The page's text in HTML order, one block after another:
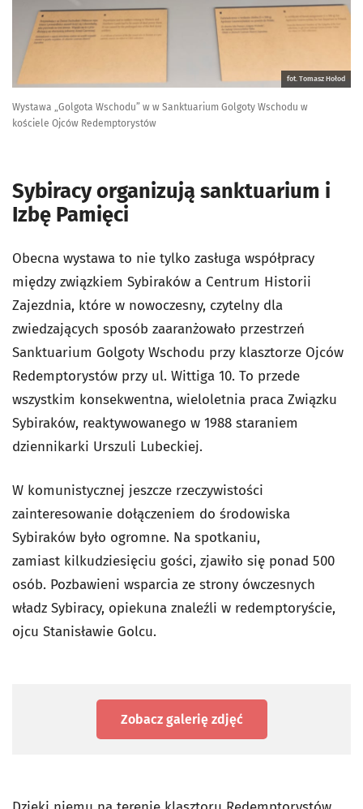
fot. Tomasz Hołod
Wystawa „Golgota Wschodu” w w Sanktuarium Golgoty Wschodu w
kościele Ojców Redemptorystów
Sybiracy organizują sanktuarium i
Izbę Pamięci
Obecna wystawa to nie tylko zasługa współpracy
między związkiem Sybiraków a Centrum Historii
Zajezdnia, które w nowoczesny, czytelny dla
zwiedzających sposób zaaranżowało przestrzeń
Sanktuarium Golgoty Wschodu przy klasztorze Ojców
Redemptorystów przy ul. Wittiga 10. To przede
wszystkim konsekwentna, wieloletnia praca Związku
Sybiraków, reaktywowanego w 1988 staraniem
dziennikarki Urszuli Lubeckiej.
W komunistycznej jeszcze rzeczywistości
zainteresowanie dołączeniem do środowiska
Sybiraków było ogromne. Na spotkaniu,
zamiast kilkudziesięciu gości, zjawiło się ponad 500
osób. Pozbawieni wsparcia ze strony ówczesnych
władz Sybiracy, opiekuna znaleźli w redemptoryście,
ojcu Stanisławie Golcu.
Zobacz galerię zdjęć